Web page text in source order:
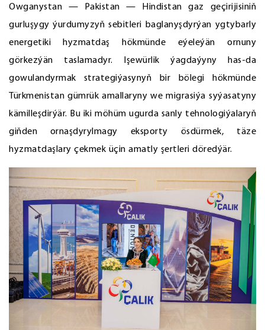
Owganystan — Pakistan — Hindistan gaz geçirijisiniň
gurluşygy ýurdumyzyň sebitleri baglanyşdyrýan ygtybarly
energetiki hyzmatdaş hökmünde eýeleýän ornuny
görkezýän taslamadyr. Işewürlik ýagdaýyny has-da
gowulandyrmak strategiýasynyň bir bölegi hökmünde
Türkmenistan gümrük amallaryny we migrasiýa syýasatyny
kämilleşdirýär. Bu iki möhüm ugurda sanly tehnologiýalaryň
giňden ornaşdyrylmagy eksporty ösdürmek, täze
hyzmatdaşlary çekmek üçin amatly şertleri döredýär.